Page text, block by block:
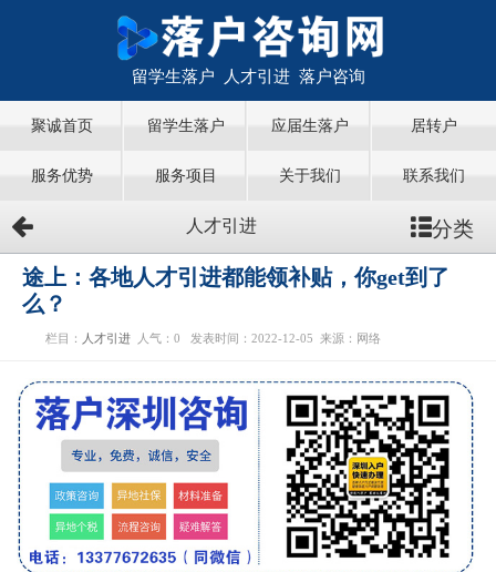
留学生落户 人才引进 落户咨询
聚诚首页 留学生落户 应届生落户 居转户
服务优势 服务项目 关于我们 联系我们
人才引进 分类
途上：各地人才引进都能领补贴，你get到了
么？
栏目： 人才引进 人气： 0 发表时间：2022-12-05 来源：网络